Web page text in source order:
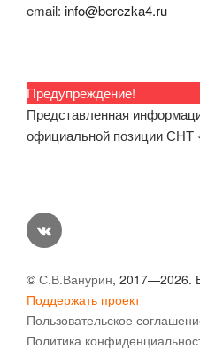
email: info@berezka4.ru
Предупреждение!
Представленная
официальной позиции СНТ
vk
© С.В.Ванурин, 2017—2026.
Поддержать проект
Пользовательское
Политика